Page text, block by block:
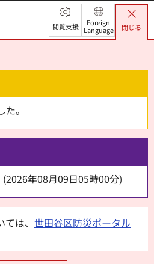
閲覧支援
Foreign
Language
閉じる
。
年08月09日05時00分)
は、 世田谷区防災ポータル